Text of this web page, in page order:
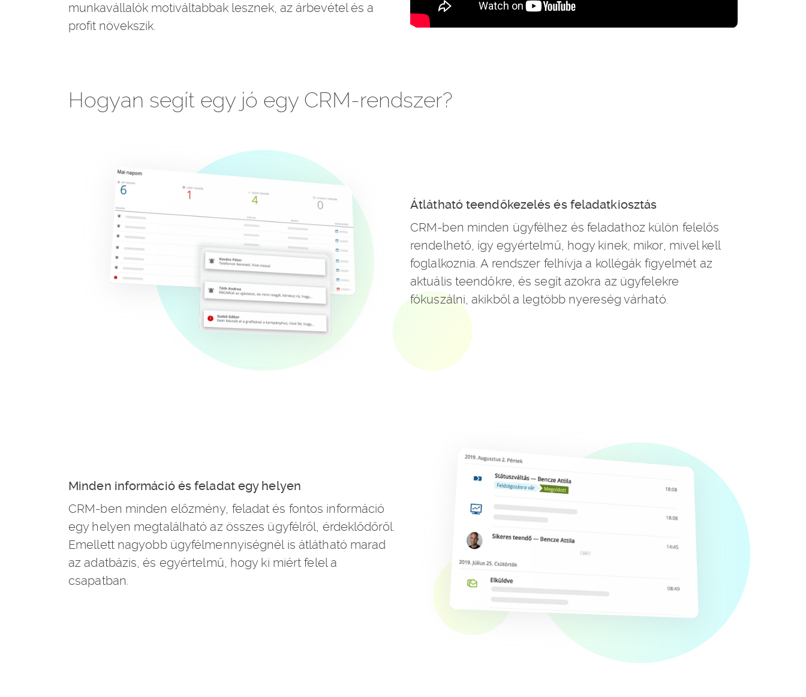
munkavállalók motiváltabbak lesznek, az árbevétel és a
profit növekszik.
Hogyan segít egy jó egy CRM-rendszer?
Átlátható teendőkezelés és feladatkiosztás
CRM-ben minden ügyfélhez és feladathoz külön felelős
rendelhető, így egyértelmű, hogy kinek, mikor, mivel kell
foglalkoznia. A rendszer felhívja a kollégák figyelmét az
aktuális teendőkre, és segít azokra az ügyfelekre
fókuszálni, akikből a legtöbb nyereség várható.
Minden információ és feladat egy helyen
CRM-ben minden előzmény, feladat és fontos információ
egy helyen megtalálható az összes ügyfélről, érdeklődőről.
Emellett nagyobb ügyfélmennyiségnél is átlátható marad
az adatbázis, és egyértelmű, hogy ki miért felel a
csapatban.